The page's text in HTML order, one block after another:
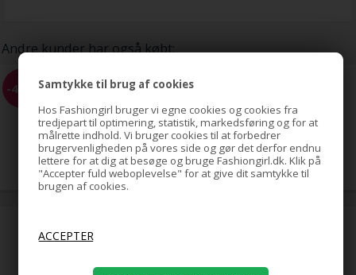
Samtykke til brug af cookies
Hos Fashiongirl bruger vi egne cookies og cookies fra
tredjepart til optimering, statistik, markedsføring og for at
målrette indhold. Vi bruger cookies til at forbedrer
brugervenligheden på vores side og gør det derfor endnu
lettere for at dig at besøge og bruge Fashiongirl.dk. Klik på
"Accepter fuld weboplevelse" for at give dit samtykke til
brugen af cookies.
Andre kunder har også købt:
-40% BLAX Hårelastikker 4mm -
65,00
39,00DKK